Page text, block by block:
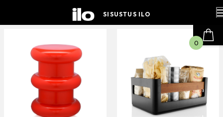
SISUSTUS ILO
0